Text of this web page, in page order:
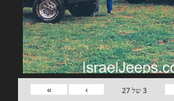
3של27
›
»